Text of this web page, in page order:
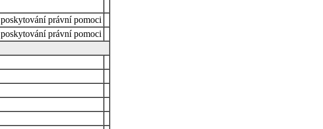
právní pomoci
právní pomoci